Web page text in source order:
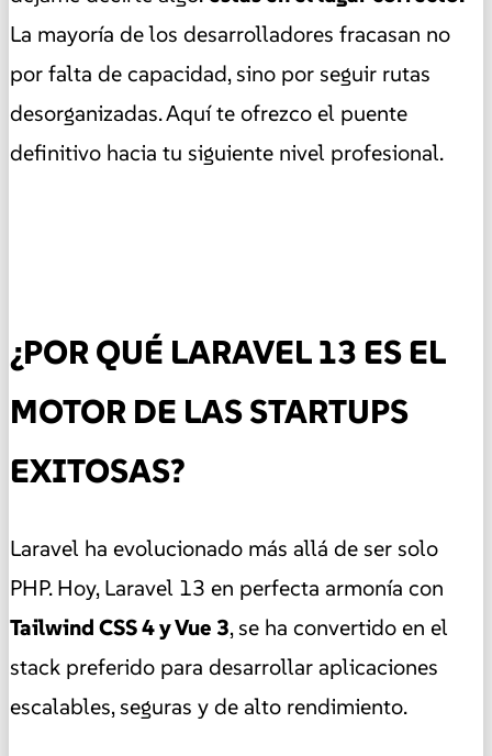
La mayoría de los desarrolladores fracasan no
por falta de capacidad, sino por seguir rutas
desorganizadas. Aquí te ofrezco el puente
definitivo hacia tu siguiente nivel profesional.
¿POR QUÉ LARAVEL 13 ES EL
MOTOR DE LAS STARTUPS
EXITOSAS?
Laravel ha evolucionado más allá de ser solo
PHP. Hoy, Laravel 13 en perfecta armonía con
Tailwind CSS 4 y Vue 3, se ha convertido en el
stack preferido para desarrollar aplicaciones
escalables, seguras y de alto rendimiento.